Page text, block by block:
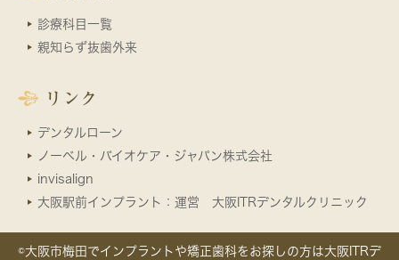
診療科目一覧
親知らず抜歯外来
リンク
デンタルローン
ノーベル・バイオケア・ジャパン株式会社
invisalign
大阪駅前インプラント：運営 大阪ITRデンタルクリニック
©大阪市梅田でインプラントや矯正歯科をお探しの方は大阪ITRデ